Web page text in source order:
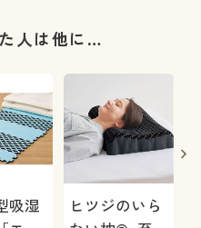
人は他に…
吸湿
ヒツジのいら